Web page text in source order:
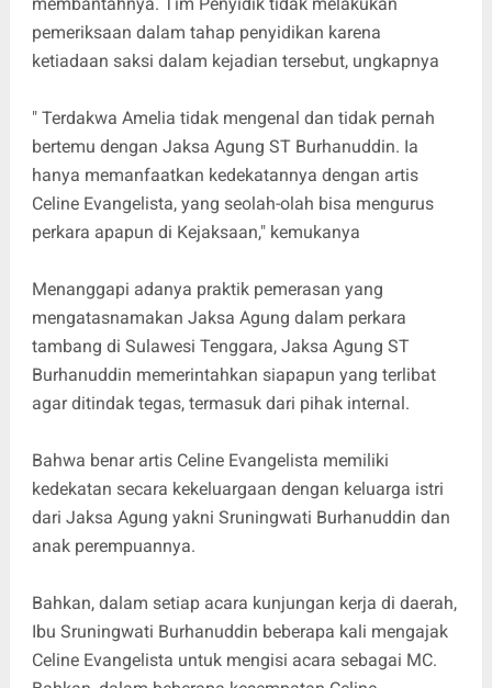
pemeriksaan dalam tahap penyidikan karena
ketiadaan saksi dalam kejadian tersebut, ungkapnya
" Terdakwa Amelia tidak mengenal dan tidak pernah
bertemu dengan Jaksa Agung ST Burhanuddin. Ia
hanya memanfaatkan kedekatannya dengan artis
Celine Evangelista, yang seolah-olah bisa mengurus
perkara apapun di Kejaksaan," kemukanya
Menanggapi adanya praktik pemerasan yang
mengatasnamakan Jaksa Agung dalam perkara
tambang di Sulawesi Tenggara, Jaksa Agung ST
Burhanuddin memerintahkan siapapun yang terlibat
agar ditindak tegas, termasuk dari pihak internal.
Bahwa benar artis Celine Evangelista memiliki
kedekatan secara kekeluargaan dengan keluarga istri
dari Jaksa Agung yakni Sruningwati Burhanuddin dan
anak perempuannya.
Bahkan, dalam setiap acara kunjungan kerja di daerah,
Ibu Sruningwati Burhanuddin beberapa kali mengajak
Celine Evangelista untuk mengisi acara sebagai MC.